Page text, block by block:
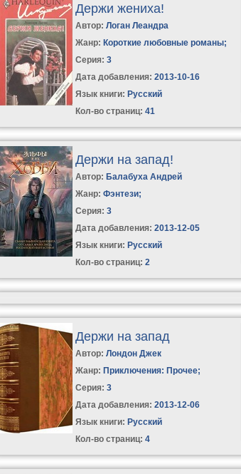
Держи жениха!
Автор:Логан Леандра
Жанр: Короткие любовные романы;
Серия:3
Дата добавления: 2013-10-16
Язык книги: Русский
Кол-во страниц: 41
Держи на запад!
Автор: Балабуха Андрей
Жанр: Фэнтези;
Серия:3
Дата добавления: 2013-12-05
Язык книги: Русский
Кол-во страниц: 2
Держи на запад
Автор:Лондон Джек
Жанр: Приключения: Прочее;
Серия:3
Дата добавления: 2013-12-06
Язык книги: Русский
Кол-во страниц: 4